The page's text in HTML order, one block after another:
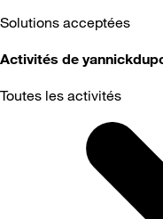
Solutions acceptées
Activités de
Toutes les activités